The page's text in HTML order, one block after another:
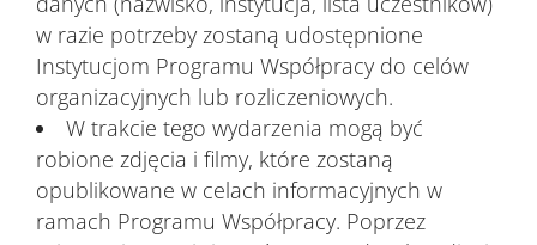
w razie potrzeby zostaną udostępnione
Instytucjom Programu Współpracy do celów
organizacyjnych lub rozliczeniowych.
W trakcie tego wydarzenia mogą być
robione zdjęcia i filmy, które zostaną
opublikowane w celach informacyjnych w
ramach Programu Współpracy. Poprzez